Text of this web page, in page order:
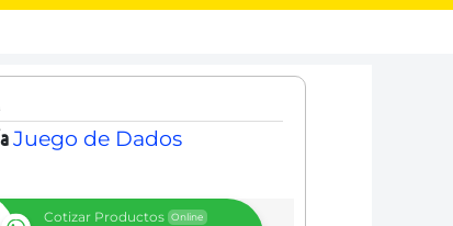
Juego de Dados
Cotizar Productos Online